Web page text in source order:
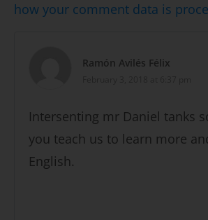
how your comment data is
Ramón Avilés Félix
Intersenting mr Daniel tanks
you teach us to learn more
English.